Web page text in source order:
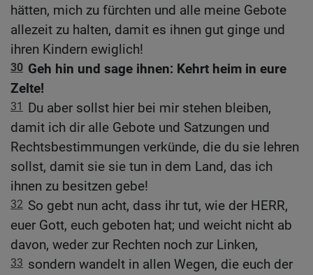
hätten, mich zu fürchten und alle meine Gebote
allezeit zu halten, damit es ihnen gut ginge und
ihren Kindern ewiglich!
30 Geh hin und sage ihnen: Kehrt heim in eure
Zelte!
31
Du aber sollst hier bei mir stehen bleiben,
damit ich dir alle Gebote und Satzungen und
Rechtsbestimmungen verkünde, die du sie lehren
sollst, damit sie sie tun in dem Land, das ich
ihnen zu besitzen gebe!
32 So gebt nun acht, dass ihr tut, wie der HERR,
euer Gott, euch geboten hat; und weicht nicht ab
davon, weder zur Rechten noch zur Linken,
33 sondern wandelt in allen Wegen, die euch der